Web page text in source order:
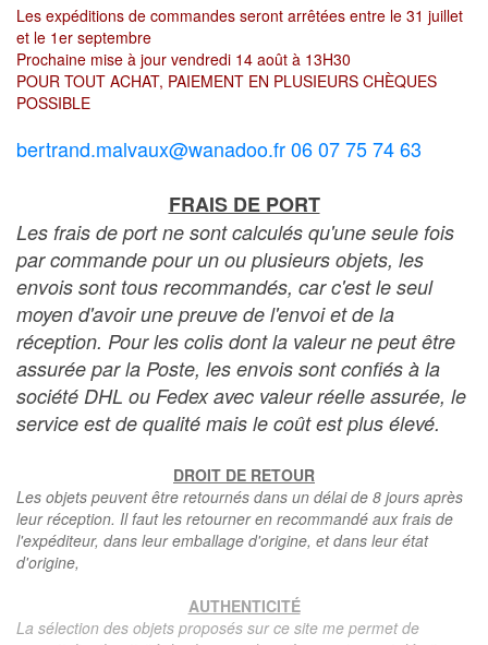
Les expéditions de commandes seront arrêtées entre le 31 juillet
et le 1er septembre
Prochaine mise à jour vendredi 14 août à 13H30
POUR TOUT ACHAT, PAIEMENT EN PLUSIEURS CHÈQUES
POSSIBLE
bertrand.malvaux@wanadoo.fr 06 07 75 74 63
FRAIS DE PORT
Les frais de port ne sont calculés qu'une seule fois
par commande pour un ou plusieurs objets, les
envois sont tous recommandés, car c'est le seul
moyen d'avoir une preuve de l'envoi et de la
réception. Pour les colis dont la valeur ne peut être
assurée par la Poste, les envois sont confiés à la
société DHL ou Fedex avec valeur réelle assurée, le
service est de qualité mais le coût est plus élevé.
DROIT DE RETOUR
Les objets peuvent être retournés dans un délai de 8 jours après
leur réception. Il faut les retourner en recommandé aux frais de
l'expéditeur, dans leur emballage d'origine, et dans leur état
d'origine,
AUTHENTICITÉ
La sélection des objets proposés sur ce site me permet de